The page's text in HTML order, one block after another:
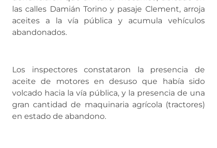
las calles Damián Torino y pasaje Clement, arroja
aceites a la vía pública y acumula vehículos
abandonados.
Los inspectores constataron la presencia de
aceite de motores en desuso que había sido
volcado hacia la vía pública, y la presencia de una
gran cantidad de maquinaria agrícola (tractores)
en estado de abandono.